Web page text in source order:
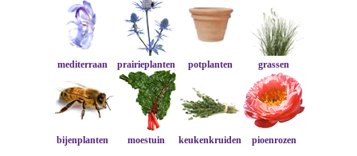
mediterraan prairieplanten potplanten grassen
bijenplanten moestuin keukenkruiden pioenrozen